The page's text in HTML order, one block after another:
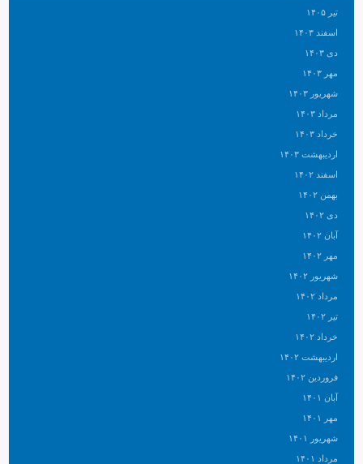
تیر ۱۴۰۵
اسفند ۱۴۰۳
دی ۱۴۰۳
مهر ۱۴۰۳
شهریور ۱۴۰۳
مرداد ۱۴۰۳
خرداد ۱۴۰۳
اردیبهشت ۱۴۰۳
اسفند ۱۴۰۲
بهمن ۱۴۰۲
دی ۱۴۰۲
آبان ۱۴۰۲
مهر ۱۴۰۲
شهریور ۱۴۰۲
مرداد ۱۴۰۲
تیر ۱۴۰۲
خرداد ۱۴۰۲
اردیبهشت ۱۴۰۲
فروردین ۱۴۰۲
آبان ۱۴۰۱
مهر ۱۴۰۱
شهریور ۱۴۰۱
مرداد ۱۴۰۱